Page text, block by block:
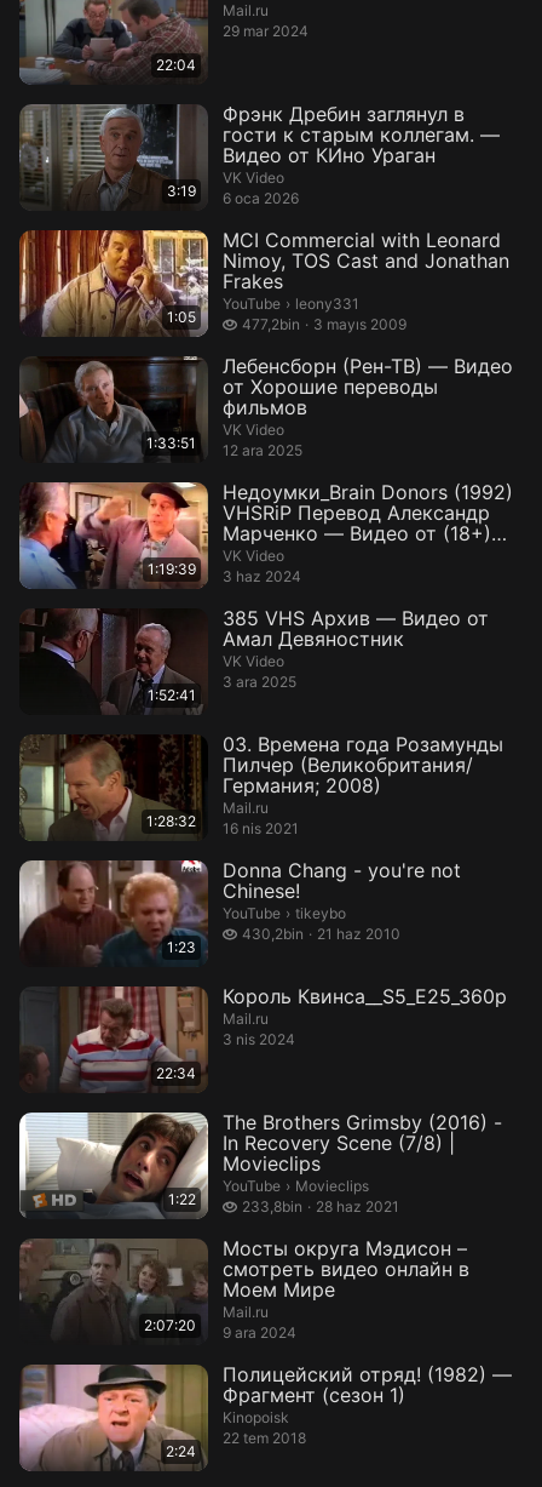
22:04
Mail.ru
29 mar 2024
3:19
Фрэнк Дребин заглянул в
гости к старым коллегам. —
Видео от КИно Ураган
VK Video
6 oca 2026
1:05
MCI Commercial with Leonard
Nimoy, TOS Cast and Jonathan
Frakes
YouTube › leony331.
leony331
477,2bin
477,2 bin izleme3 mayıs 2009
1:33:51
Лебенсборн (Рен-ТВ) — Видео
от Хорошие переводы
фильмов
VK Video
12 ara 2025
1:19:39
Недоумки_Brain Donors (1992)
VHSRiP Перевод Александр
Марченко — Видео от (18+)
ВИДЕО...
VK Video
3 haz 2024
1:52:41
385 VHS Архив — Видео от
Амал Девяностник
VK Video
3 ara 2025
1:28:32
03. Времена года Розамунды
Пилчер (Великобритания/
Германия; 2008)
Mail.ru
16 nis 2021
1:23
Donna Chang - you're not
Chinese!
YouTube › tikeybo.
tikeybo
430,2bin
430,2 bin izleme21 haz 2010
22:34
Король Квинса__S5_E25_360p
Mail.ru
3 nis 2024
1:22
The Brothers Grimsby (2016) -
In Recovery Scene (7/8) |
Movieclips
YouTube › Movieclips.
Movieclips
233,8bin
233,8 bin izleme28 haz 2021
2:07:20
Мосты округа Мэдисон –
смотреть видео онлайн в
Моем Мире
Mail.ru
9 ara 2024
2:24
Полицейский отряд! (1982) —
Фрагмент (сезон 1)
Kinopoisk
22 tem 2018